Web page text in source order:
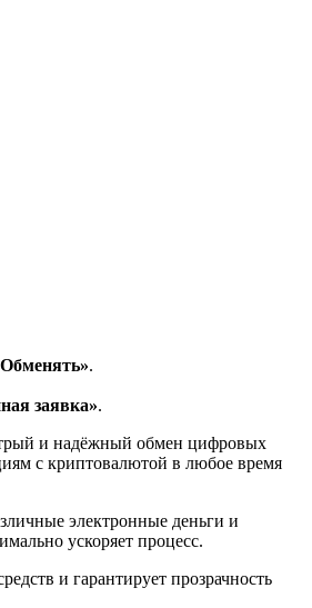
.
заявка».
и надёжный обмен цифровых
с криптовалютой в любое время
электронные деньги и
ускоряет процесс.
и гарантирует прозрачность